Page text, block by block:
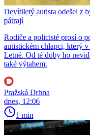
Devítiletý autista odešel z
pátrají
Rodiče a policisté prosí o
autistickém chlapci, který
Letné. Od té doby ho
také výtahem.
Pražská Drbna
dnes, 12:06
1 min